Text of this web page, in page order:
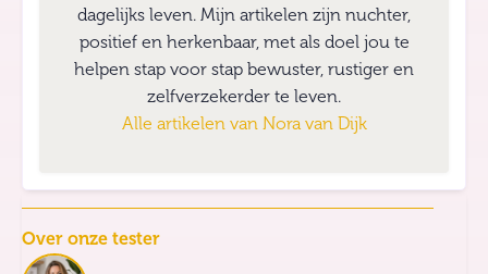
dagelijks leven. Mijn artikelen zijn nuchter,
positief en herkenbaar, met als doel jou te
helpen stap voor stap bewuster, rustiger en
zelfverzekerder te leven.
Alle artikelen van Nora van Dijk
Over onze tester